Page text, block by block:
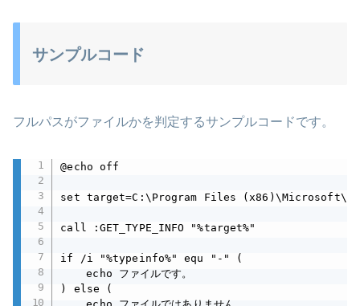
サンプルコード
フルパスがファイルかを判定するサンプルコードです。
@echo off
set target=C:\Program Files
call :GET_TYPE_INFO "%target%"
if /i "%typeinfo%" equ "-" (
	echo ファイルです。
) else (